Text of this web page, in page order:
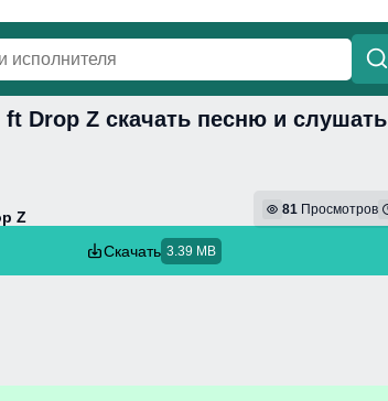
Drop Z скачать песню и слушать
Z
81 Просмотров
Скачать 3.39 MB